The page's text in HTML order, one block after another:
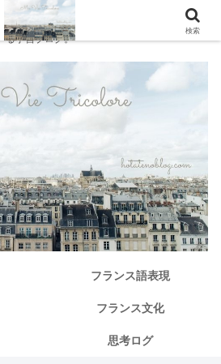
中級から「本当に使えるフランス語」を探求す
る学習ブログ。
フランス語表現
フランス文化
思考ログ
検索